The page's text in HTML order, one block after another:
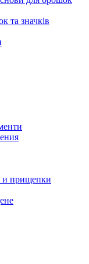
та значків
и прищепки